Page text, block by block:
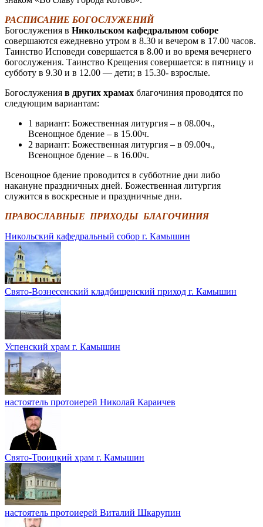
РАСПИСАНИЕ БОГОСЛУЖЕНИЙ
Богослужения в Никольском кафедральном соборе
совершаются ежедневно утром в 8.30 и вечером в 17.00 часов.
Таинство Исповеди совершается в 8.00 и во время вечернего
богослужения. Таинство Крещения совершается: в пятницу и
субботу в 9.30 и в 12.00 — дети; в 15.30- взрослые.
Богослужения в других храмах благочиния проводятся по
следующим вариантам:
1 вариант: Божественная литургия – в 08.00ч.,
Всенощное бдение – в 15.00ч.
2 вариант: Божественная литургия – в 09.00ч.,
Всенощное бдение – в 16.00ч.
Всенощное бдение проводится в субботние дни либо
накануне праздничных дней. Божественная литургия
служится в воскресные и праздничные дни.
ПРАВОСЛАВНЫЕ ПРИХОДЫ БЛАГОЧИНИЯ
Никольский кафедральный собор г. Камышин
Свято-Вознесенский кладбищенский приход г. Камышин
Успенский храм г. Камышин
настоятель протоиерей Николай Караичев
Свято-Троицкий храм г. Камышин
настоятель протоиерей Виталий Шкарупин